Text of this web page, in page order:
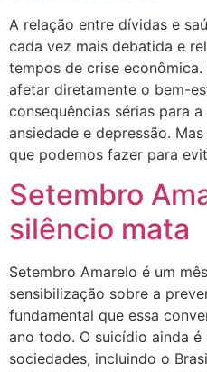
A relação entre dívidas e
cada vez mais debatida e
tempos de crise
afetar diretamente o bem-
consequências sérias para
ansiedade e depressão.
que podemos fazer para
Setembro
silêncio mata
Setembro Amarelo é um
sensibilização sobre a
fundamental que essa
ano todo. O suicídio ainda
sociedades, incluindo o